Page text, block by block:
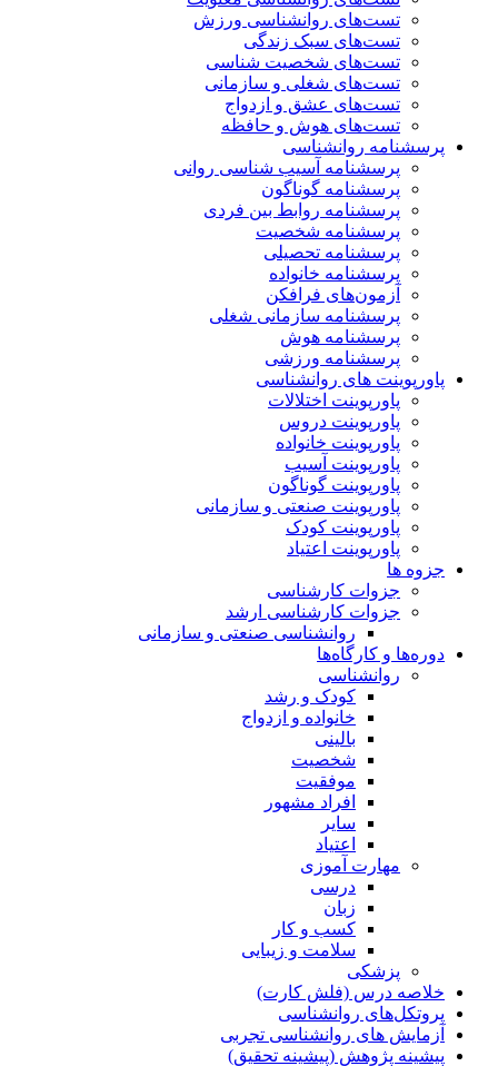
تست‌های روانشناسی ورزش
تست‌های سبک زندگی
تست‌های شخصیت شناسی
تست‌های شغلی و سازمانی
تست‌های عشق و ازدواج
تست‌های هوش و حافظه
پرسشنامه روانشناسی
پرسشنامه آسیب شناسی روانی
پرسشنامه گوناگون
پرسشنامه روابط بین فردی
پرسشنامه شخصیت
پرسشنامه تحصیلی
پرسشنامه خانواده
آزمون‌های فرافکن
پرسشنامه سازمانی شغلی
پرسشنامه هوش
پرسشنامه ورزشی
پاورپوینت های روانشناسی
پاورپوینت اختلالات
پاورپوینت دروس
پاورپوینت خانواده
پاورپوینت آسیب
پاورپوینت گوناگون
پاورپوینت صنعتی و سازمانی
پاورپوینت کودک
پاورپوینت اعتیاد
جزوه ها
جزوات کارشناسی
جزوات کارشناسی ارشد
روانشناسی صنعتی و سازمانی
دوره‌ها و کارگاه‌ها
روانشناسی
کودک و رشد
خانواده و ازدواج
بالینی
شخصیت
موفقیت
افراد مشهور
سایر
اعتیاد
مهارت آموزی
درسی
زبان
کسب و کار
سلامت و زیبایی
پزشکی
خلاصه درس (فلش کارت)
پروتکل‌های روانشناسی
آزمایش های روانشناسی تجربی
پیشینه پژوهش (پیشینه تحقیق)